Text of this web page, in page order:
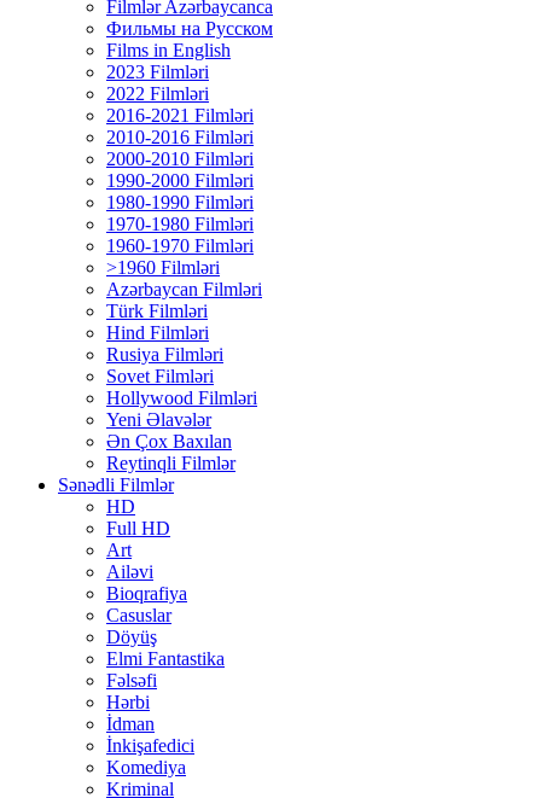
Filmlər Azərbaycanca
Фильмы на Русском
Films in English
2023 Filmləri
2022 Filmləri
2016-2021 Filmləri
2010-2016 Filmləri
2000-2010 Filmləri
1990-2000 Filmləri
1980-1990 Filmləri
1970-1980 Filmləri
1960-1970 Filmləri
>1960 Filmləri
Azərbaycan Filmləri
Türk Filmləri
Hind Filmləri
Rusiya Filmləri
Sovet Filmləri
Hollywood Filmləri
Yeni Əlavələr
Ən Çox Baxılan
Reytinqli Filmlər
Sənədli Filmlər
HD
Full HD
Art
Ailəvi
Bioqrafiya
Casuslar
Döyüş
Elmi Fantastika
Fəlsəfi
Hərbi
İdman
İnkişafedici
Komediya
Kriminal